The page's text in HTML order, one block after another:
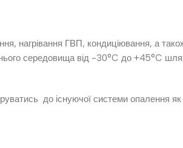
нагрівання ГВП, кондиціювання, а
середовища від -30°C до +45°C
до існуючої системи опалення